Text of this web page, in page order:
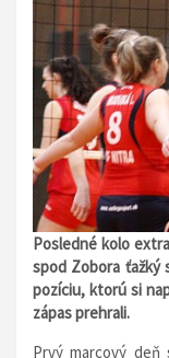
Posledné kolo
spod Zobora
pozíciu, ktorú si
zápas prehrali.
Prvý marcový deň